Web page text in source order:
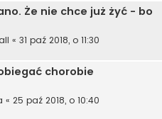
Że nie chce już żyć - bo
« 31 paź 2018, o 11:30
chorobie
« 25 paź 2018, o 10:40